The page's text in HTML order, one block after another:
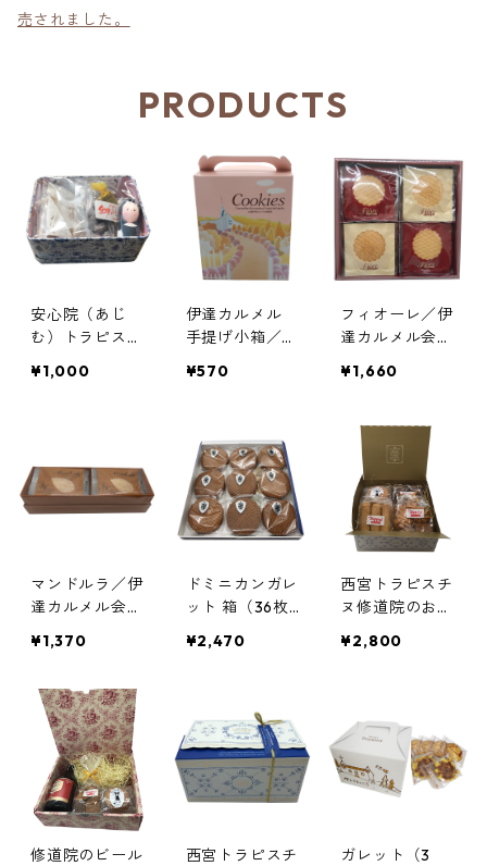
売されました。
PRODUCTS
安心院（あじ
む）トラピスチ
子詰め合わせ2
じまん、黒糖ク
ッキー
¥1,000
伊達カルメル
手提げ小箱／伊
道院
¥570
フィオーレ／伊
達カルメル会修
¥1,660
マンドルラ／伊
達カルメル会修
¥1,370
ドミニカンガレ
ット 箱（36枚
ドミニコ会 聖
¥2,470
西宮トラピスチ
ヌ修道院のお菓
せ ロワイヤル
キーミックス、
西宮ガレット4
個入り、クッキ
ーテキサス、ク
¥2,800
修道院のビール
西宮トラピスチ
ガレット（3